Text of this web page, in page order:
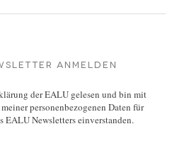
anmelden
der EALU gelesen und bin mit
personenbezogenen Daten für
EALU Newsletters einverstanden.